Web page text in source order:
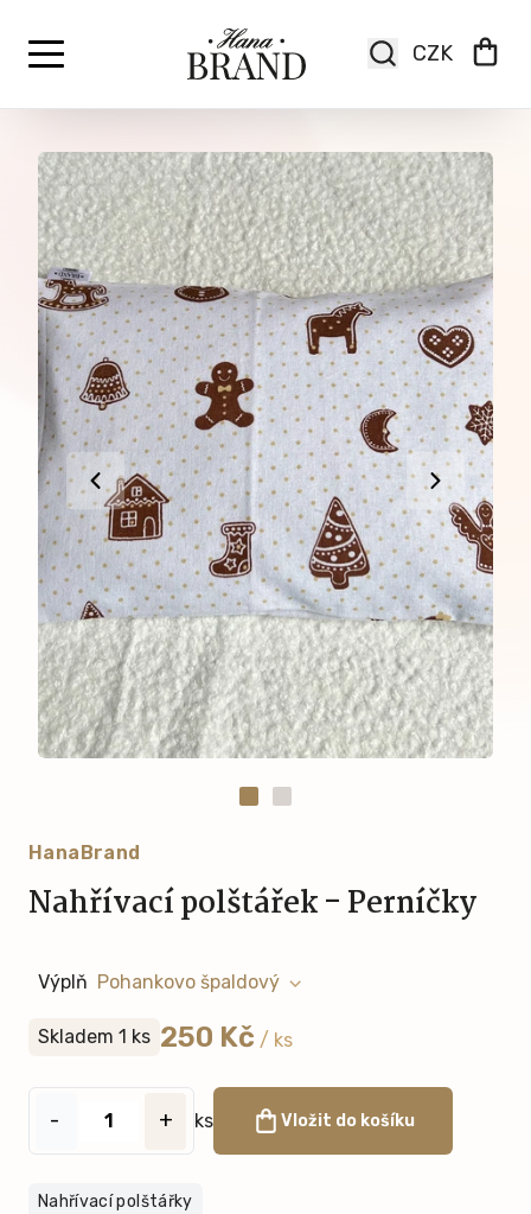
Nahřívací polštářek - Perníčky
HanaBrand
Výplň
Skladem 1 ks 250 Kč / ks
- + ks Vložit do košíku
Nahřívací polštářky